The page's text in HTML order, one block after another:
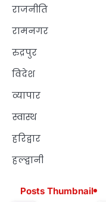
राजनीति
रामनगर
रुद्रपुर
विदेश
व्यापार
स्वास्थ
हरिद्वार
हल्द्वानी
Posts Thumbnail